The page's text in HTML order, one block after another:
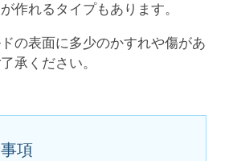
作れるタイプもあります。
の表面に多少のかすれや傷があ
承ください。
項